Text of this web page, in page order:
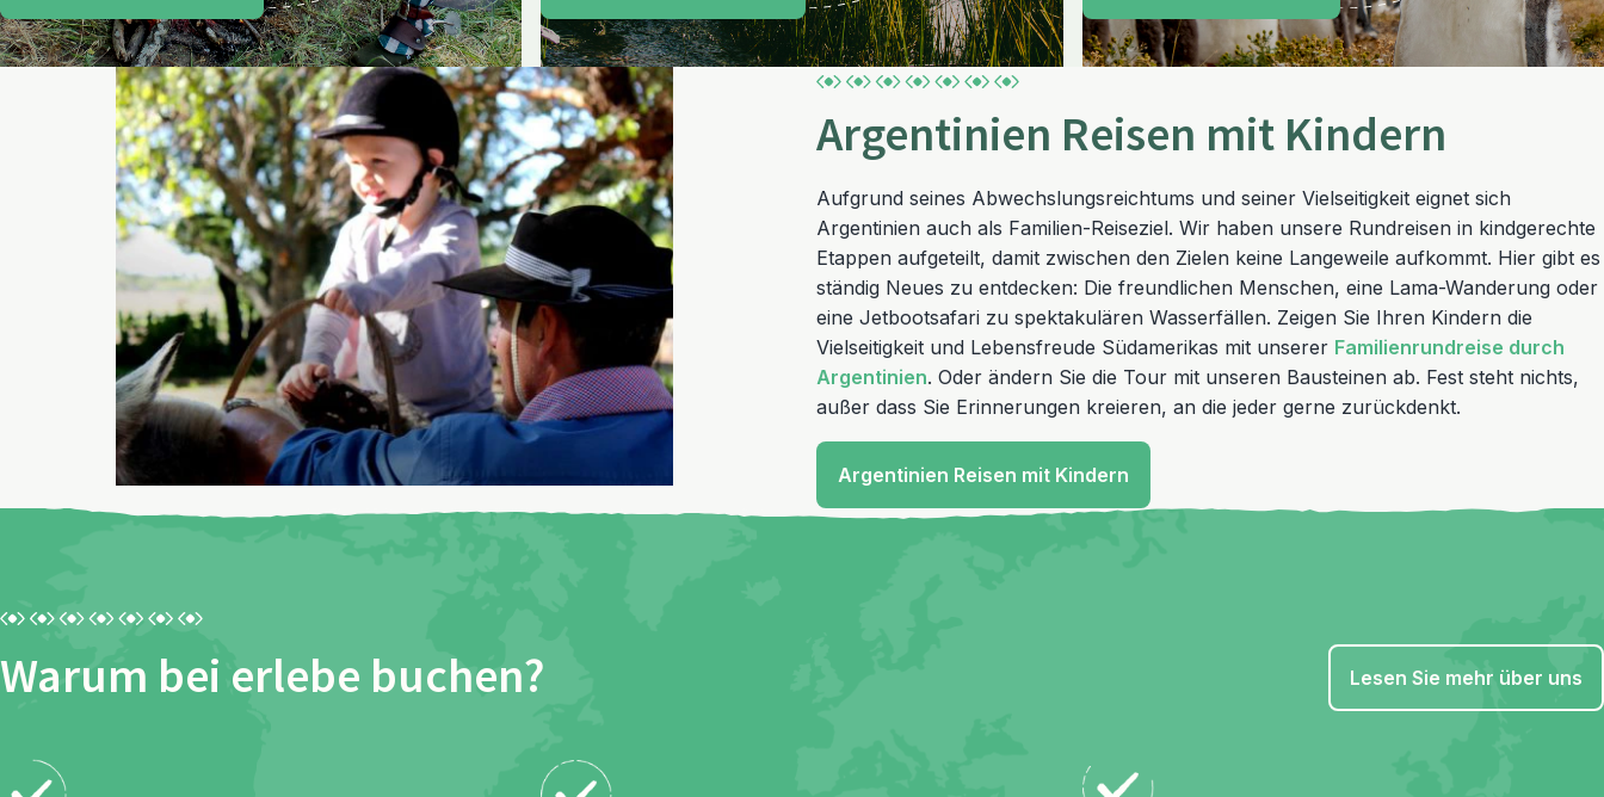
Argentinien Reisen mit Kindern
Aufgrund seines Abwechslungsreichtums und seiner Vielseitigkeit eignet sich
Argentinien auch als Familien-Reiseziel. Wir haben unsere Rundreisen in kindgerechte
Etappen aufgeteilt, damit zwischen den Zielen keine Langeweile aufkommt. Hier gibt es
ständig Neues zu entdecken: Die freundlichen Menschen, eine Lama-Wanderung oder
eine Jetbootsafari zu spektakulären Wasserfällen. Zeigen Sie Ihren Kindern die
Vielseitigkeit und Lebensfreude Südamerikas mit unserer Familienrundreise durch
Argentinien. Oder ändern Sie die Tour mit unseren Bausteinen ab. Fest steht nichts,
außer dass Sie Erinnerungen kreieren, an die jeder gerne zurückdenkt.
Argentinien Reisen mit Kindern
Warum bei erlebe buchen? Lesen Sie mehr über uns